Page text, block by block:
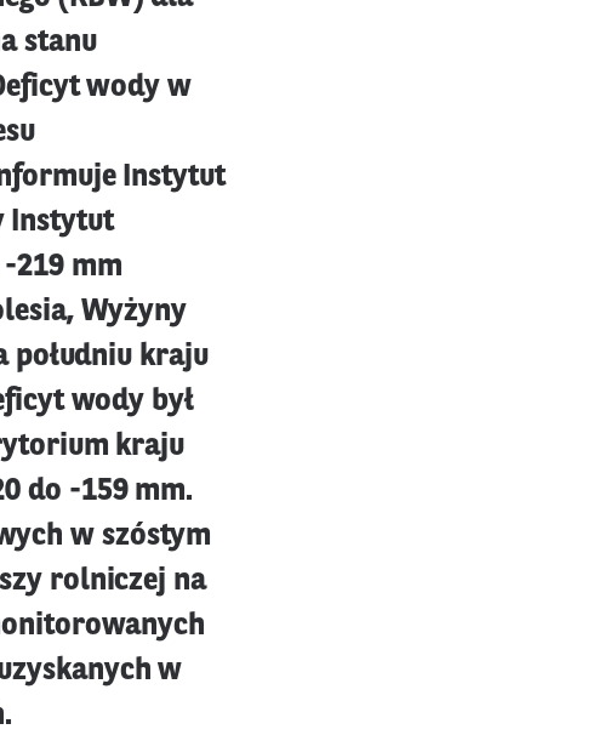
stanu
wody w
Instytut
Instytut
219 mm
Wyżyny
południu kraju
wody był
kraju
do -159 mm.
w szóstym
rolniczej na
w